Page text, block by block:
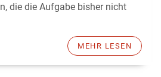
die die Aufgabe bisher nicht
MEHR LESEN